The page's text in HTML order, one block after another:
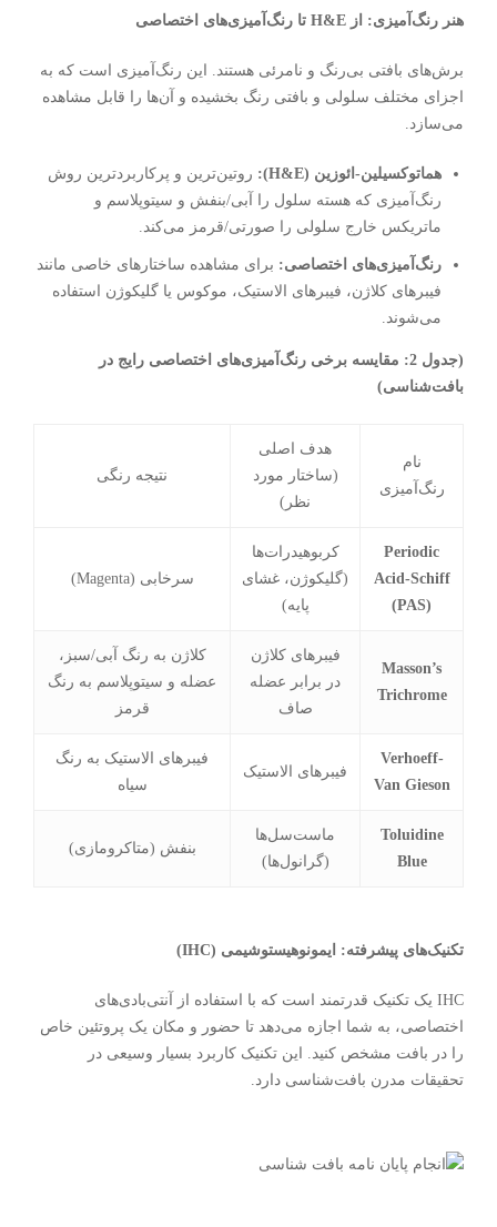
هنر رنگ‌آمیزی: از H&E تا رنگ‌آمیزی‌های اختصاصی
برش‌های بافتی بی‌رنگ و نامرئی هستند. این رنگ‌آمیزی است که به
اجزای مختلف سلولی و بافتی رنگ بخشیده و آن‌ها را قابل مشاهده
می‌سازد.
هماتوکسیلین-ائوزین (H&E):
روتین‌ترین و پرکاربردترین روش
رنگ‌آمیزی که هسته سلول را آبی/بنفش و سیتوپلاسم و
ماتریکس خارج سلولی را صورتی/قرمز می‌کند.
رنگ‌آمیزی‌های اختصاصی: برای مشاهده ساختارهای خاصی مانند
فیبرهای کلاژن، فیبرهای الاستیک، موکوس یا گلیکوژن استفاده
می‌شوند.
(جدول 2: مقایسه برخی رنگ‌آمیزی‌های اختصاصی رایج در
بافت‌شناسی)
نام
رنگ‌آمیزی
هدف اصلی
(ساختار مورد
نظر)
نتیجه رنگی
Periodic
Acid-Schiff
(PAS)
کربوهیدرات‌ها
(گلیکوژن، غشای
پایه)
سرخابی (Magenta)
Masson’s
Trichrome
فیبرهای کلاژن
در برابر عضله
صاف
کلاژن به رنگ آبی/سبز،
عضله و سیتوپلاسم به رنگ
قرمز
Verhoeff-
Van Gieson
فیبرهای الاستیک
فیبرهای الاستیک به رنگ
سیاه
Toluidine
Blue
ماست‌سل‌ها
(گرانول‌ها)
بنفش (متاکرومازی)
تکنیک‌های پیشرفته: ایمونوهیستوشیمی (IHC)
IHC یک تکنیک قدرتمند است که با استفاده از آنتی‌بادی‌های
اختصاصی، به شما اجازه می‌دهد تا حضور و مکان یک پروتئین خاص
را در بافت مشخص کنید. این تکنیک کاربرد بسیار وسیعی در
تحقیقات مدرن بافت‌شناسی دارد.